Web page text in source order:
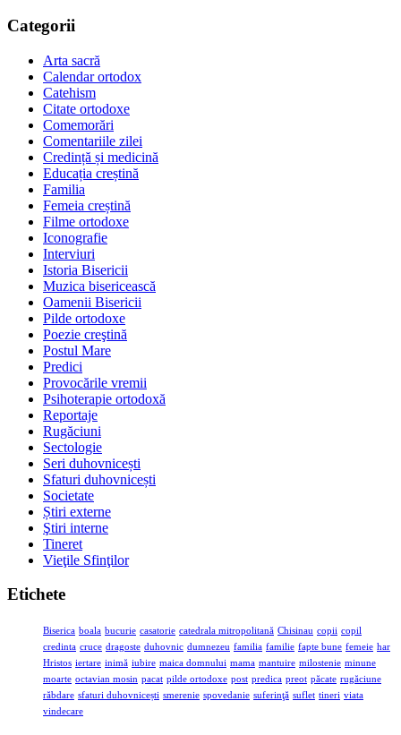
Categorii
Arta sacră
Calendar ortodox
Catehism
Citate ortodoxe
Comemorări
Comentariile zilei
Credință și medicină
Educația creștină
Familia
Femeia creștină
Filme ortodoxe
Iconografie
Interviuri
Istoria Bisericii
Muzica bisericească
Oamenii Bisericii
Pilde ortodoxe
Poezie creştină
Postul Mare
Predici
Provocările vremii
Psihoterapie ortodoxă
Reportaje
Rugăciuni
Sectologie
Seri duhovnicești
Sfaturi duhovnicești
Societate
Știri externe
Ştiri interne
Tineret
Vieţile Sfinţilor
Etichete
Biserica boala bucurie casatorie catedrala mitropolitană Chisinau copii copil
credinta cruce dragoste duhovnic dumnezeu familia familie fapte bune femeie har
Hristos iertare inimă iubire maica domnului mama mantuire milostenie minune
moarte octavian mosin pacat pilde ortodoxe post predica preot păcate rugăciune
răbdare sfaturi duhovnicești smerenie spovedanie suferinţă suflet tineri viata
vindecare